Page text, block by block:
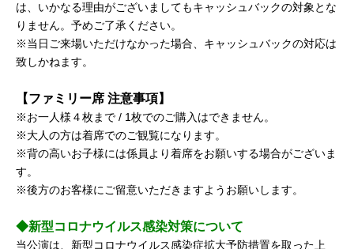
は、いかなる理由がございましてもキャッシュバックの対象とな
りません。予めご了承ください。
※当日ご来場いただけなかった場合、キャッシュバックの対応は
致しかねます。
【ファミリー席 注意事項】
※お一人様４枚まで / 1枚でのご購入はできません。
※大人の方は着席でのご観覧になります。
※背の高いお子様には係員より着席をお願いする場合がございま
す。
※後方のお客様にご留意いただきますようお願いします。
◆新型コロナウイルス感染対策について
当公演は、新型コロナウイルス感染症拡大予防措置を取った上